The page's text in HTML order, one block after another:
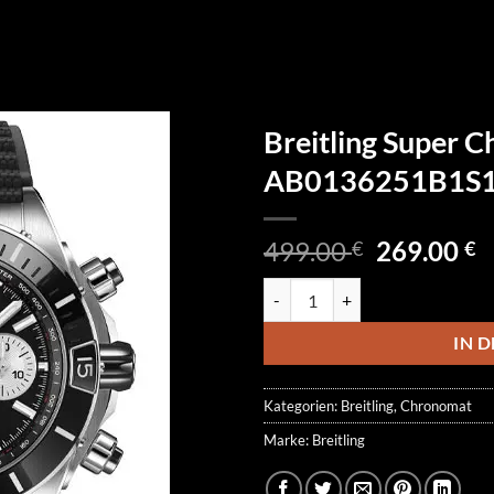
Breitling Super
499.00€
499.00 €
269.00€
IN
Kategorien: Breitling, Chronomat
Marke: Breitling